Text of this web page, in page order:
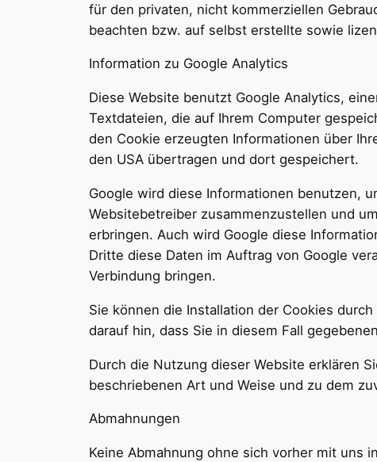
für den privaten, nicht kommerziellen
beachten bzw. auf selbst erstellte sowie
Information zu Google Analytics
Diese Website benutzt Google Analytics,
Textdateien, die auf Ihrem Computer
den Cookie erzeugten Informationen über
den USA übertragen und dort gespeichert.
Google wird diese Informationen benutzen,
Websitebetreiber zusammenzustellen und
erbringen. Auch wird Google diese
Dritte diese Daten im Auftrag von Google
Verbindung bringen.
Sie können die Installation der Cookies
darauf hin, dass Sie in diesem Fall
Durch die Nutzung dieser Website erklären
beschriebenen Art und Weise und zu dem
Abmahnungen
Keine Abmahnung ohne sich vorher mit uns